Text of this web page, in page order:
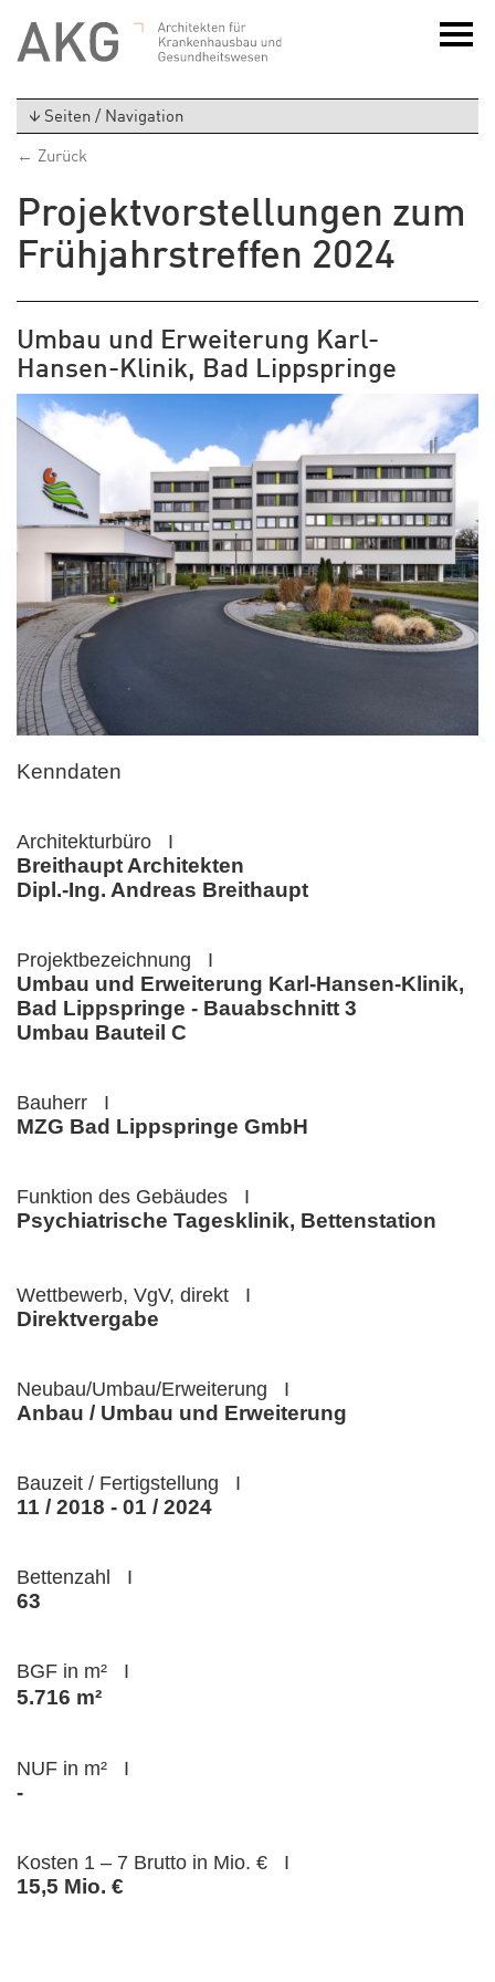
Seiten / Navigation
← Zurück
Projektvorstellungen zum
Frühjahrstreffen 2024
Umbau und Erweiterung Karl-
Hansen-Klinik, Bad Lippspringe
Kenndaten
Architekturbüro I
Breithaupt Architekten
Dipl.-Ing. Andreas Breithaupt
Projektbezeichnung I
Umbau und Erweiterung Karl-Hansen-Klinik,
Bad Lippspringe - Bauabschnitt 3
Umbau Bauteil C
Bauherr I
MZG Bad Lippspringe GmbH
Funktion des Gebäudes I
Psychiatrische Tagesklinik, Bettenstation
Wettbewerb, VgV, direkt I
Direktvergabe
Neubau/Umbau/Erweiterung I
Anbau / Umbau und Erweiterung
Bauzeit / Fertigstellung I
11 / 2018 - 01 / 2024
Bettenzahl I
63
BGF in m² I
5.716 m²
NUF in m² I
-
Kosten 1 – 7 Brutto in Mio. € I
15,5 Mio. €